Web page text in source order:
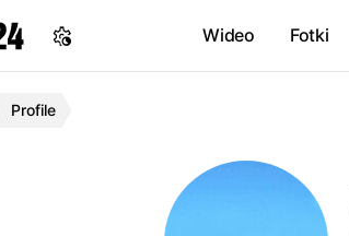
Wideo Fotki
Profile